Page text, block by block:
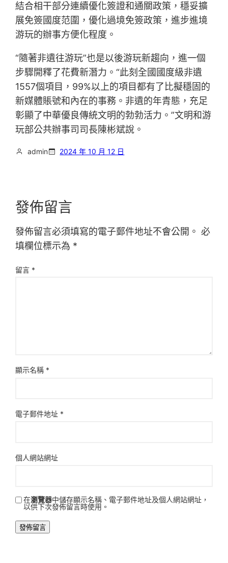
結合相干部分連續優化簽證和通關政策，穩妥擴
展免簽國度范圍，優化過境免簽政策，進步進境
游玩的辦事方便化程度。
“隨著非遺往游玩”也是以後游玩新趨向，進一個
步驟開釋了花費新潛力。“此刻全國國度級非遺
1557個項目，99%以上的項目都有了比擬穩固的
新媒體賬號和內在的事務。非遺的年青態，充足
彰顯了中華優良傳統文明的勃勃活力。”文明和游
玩部公共辦事司司長陳彬斌說。
admin 2024 年 10 月 12 日
發佈留言
發佈留言必須填寫的電子郵件地址不會公開。 必
填欄位標示為 *
留言 *
顯示名稱 *
電子郵件地址 *
個人網站網址
在瀏覽器中儲存顯示名稱、電子郵件地址及個人網站網址，
以供下次發佈留言時使用。